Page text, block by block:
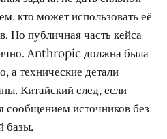
кто может использовать её
публичная часть кейса
Anthropic должна была
а технические детали
Китайский след, если
сообщением источников без
базы.